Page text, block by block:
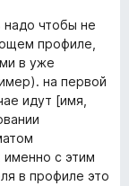
надо чтобы не
профиле,
в уже
на первой
идут [имя,
именно с этим
в профиле это